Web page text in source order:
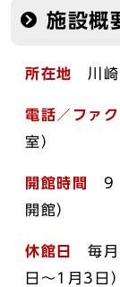
施設概
所在地 川
電話／ファ
室）
開館時間 9
開館）
休館日毎
日～1月3日）